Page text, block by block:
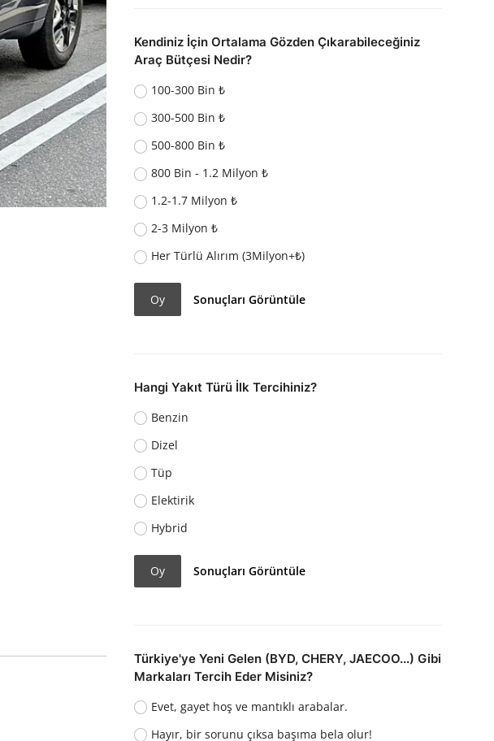
Kendiniz İçin Ortalama Gözden Çıkarabileceğiniz
Araç Bütçesi Nedir?
100-300 Bin ₺
300-500 Bin ₺
500-800 Bin ₺
800 Bin - 1.2 Milyon ₺
1.2-1.7 Milyon ₺
2-3 Milyon ₺
Her Türlü Alırım (3Milyon+₺)
Oy Sonuçları Görüntüle
Hangi Yakıt Türü İlk Tercihiniz?
Benzin
Dizel
Tüp
Elektirik
Hybrid
Oy Sonuçları Görüntüle
Türkiye'ye Yeni Gelen (BYD, CHERY, JAECOO...) Gibi
Markaları Tercih Eder Misiniz?
Evet, gayet hoş ve mantıklı arabalar.
Hayır, bir sorunu çıksa başıma bela olur!